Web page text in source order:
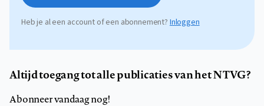
Heb je al een account of een abonnement? Inloggen
Altijd toegang tot alle publicaties van het NTVG?
Abonneer vandaag nog!